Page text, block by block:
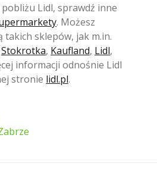
pobliżu Lidl, sprawdź inne
. Możesz
takich sklepów, jak m.in.
Stokrotka, Kaufland, Lidl,
informacji odnośnie Lidl
stronie lidl.pl.